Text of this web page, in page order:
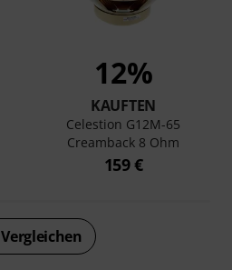
12%
KAUFTEN
Celestion G12M-65
Creamback 8 Ohm
159 €
Vergleichen